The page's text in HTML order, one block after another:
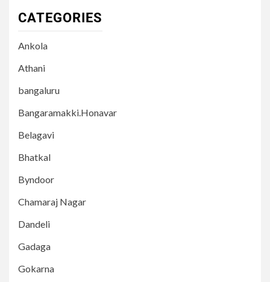
CATEGORIES
Ankola
Athani
bangaluru
Bangaramakki.Honavar
Belagavi
Bhatkal
Byndoor
Chamaraj Nagar
Dandeli
Gadaga
Gokarna